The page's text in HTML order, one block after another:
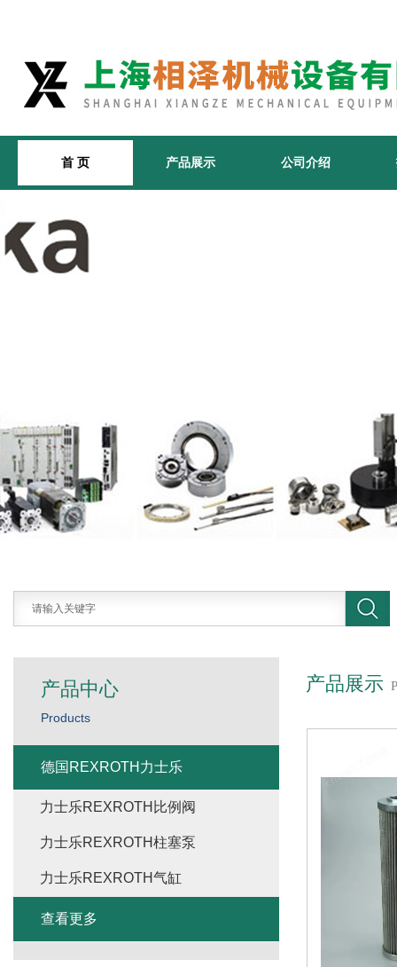
首 页 产品展示 公司介绍
产品展示
产品中心
Products
德国REXROTH力士乐
力士乐REXROTH比例阀
力士乐REXROTH柱塞泵
力士乐REXROTH气缸
查看更多